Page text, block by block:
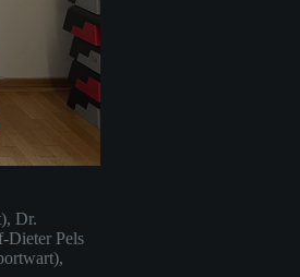
Dr.
Dieter Pels